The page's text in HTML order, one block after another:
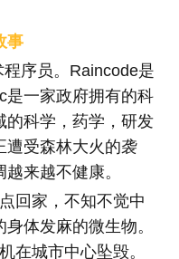
事
序员。Raincode是
是一家政府拥有的科
的科学，药学，研发
遭受森林大火的袭
来越不健康。
回家，不知不觉中
体发麻的微生物。
在城市中心坠毁。